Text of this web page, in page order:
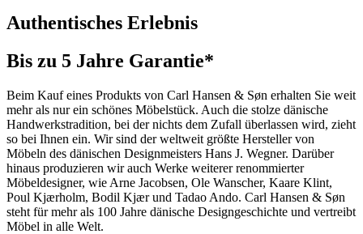
Authentisches Erlebnis
Bis zu 5 Jahre Garantie*
Beim Kauf eines Produkts von Carl Hansen & Søn erhalten Sie weit
mehr als nur ein schönes Möbelstück. Auch die stolze dänische
Handwerkstradition, bei der nichts dem Zufall überlassen wird, zieht
so bei Ihnen ein. Wir sind der weltweit größte Hersteller von
Möbeln des dänischen Designmeisters Hans J. Wegner. Darüber
hinaus produzieren wir auch Werke weiterer renommierter
Möbeldesigner, wie Arne Jacobsen, Ole Wanscher, Kaare Klint,
Poul Kjærholm, Bodil Kjær und Tadao Ando. Carl Hansen & Søn
steht für mehr als 100 Jahre dänische Designgeschichte und vertreibt
Möbel in alle Welt.